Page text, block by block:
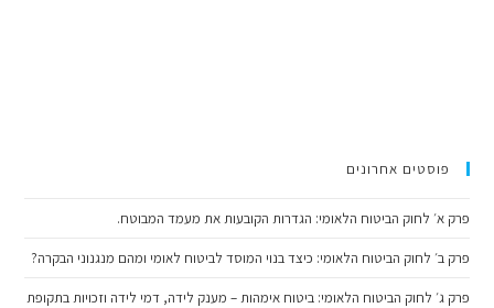
פוסטים אחרונים
פרק א׳ לחוק הביטוח הלאומי: הגדרות הקובעות את מעמד המבוטח.
פרק ב׳ לחוק הביטוח הלאומי: כיצד בנוי המוסד לביטוח לאומי ומהם מנגנוני הבקרה?
פרק ג׳ לחוק הביטוח הלאומי: ביטוח אימהות – מענק לידה, דמי לידה וזכויות בתקופת